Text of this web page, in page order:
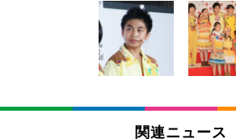
[EdoErgo] オフィスチェア 椅
い 跳ね上げ式アームレスト
キング pc 事務椅子 360度回
ン樹脂ベース 通気性メッシュ
(黒網+黒枠+黒足)
￥5,699
SIHOO B100 オフィスチェ
ュチェア 人間工学 疲れない
EIZO ビジネス向けプレミア
EV3240X-WT | 31.5型4K
イト
￥105,595
EIZO ビジネス向けプレミア
Amazonベーシック ペットシ
回使い捨て 無香料 ホワイト
￥3,373
Amazonベーシック ペットシ
x2袋(84枚) ホワイト(吸収面:
関連ニュース